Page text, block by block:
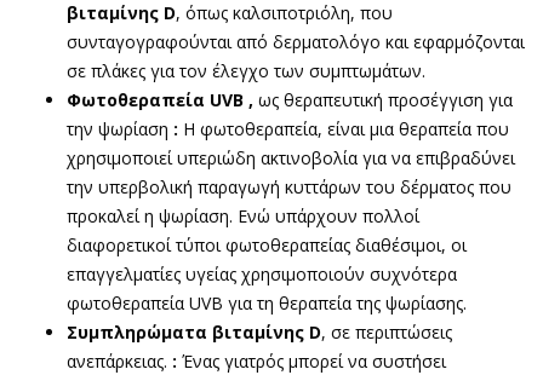
βιταμίνης D, όπως καλσιποτριόλη, που
συνταγογραφούνται από δερματολόγο και εφαρμόζονται
σε πλάκες για τον έλεγχο των συμπτωμάτων.
Φωτοθεραπεία UVB , ως θεραπευτική προσέγγιση για
την ψωρίαση : Η φωτοθεραπεία, είναι μια θεραπεία που
χρησιμοποιεί υπεριώδη ακτινοβολία για να επιβραδύνει
την υπερβολική παραγωγή κυττάρων του δέρματος που
προκαλεί η ψωρίαση. Ενώ υπάρχουν πολλοί
διαφορετικοί τύποι φωτοθεραπείας διαθέσιμοι, οι
επαγγελματίες υγείας χρησιμοποιούν συχνότερα
φωτοθεραπεία UVB για τη θεραπεία της ψωρίασης.
Συμπληρώματα βιταμίνης D, σε περιπτώσεις
ανεπάρκειας. : Ένας γιατρός μπορεί να συστήσει